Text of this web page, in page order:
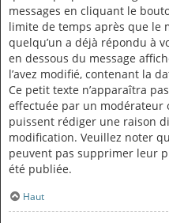
messages en cliquant le
limite de temps après que le
quelqu’un a déjà répondu à
en dessous du message
l’avez modifié, contenant la
Ce petit texte n’apparaîtra
effectuée par un modérateur
puissent rédiger une raison
modification. Veuillez noter
peuvent pas supprimer leur
été publiée.
Haut